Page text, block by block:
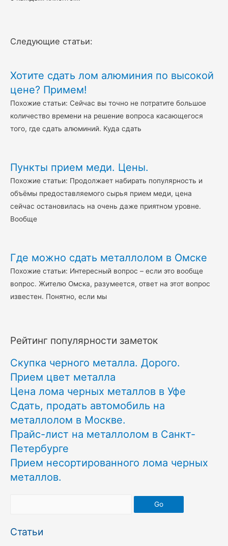
Следующие статьи:
Хотите сдать лом алюминия по высокой
цене? Примем!
Похожие статьи: Сейчас вы точно не потратите большое
количество времени на решение вопроса касающегося
того, где сдать алюминий. Куда сдать
Пункты прием меди. Цены.
Похожие статьи: Продолжает набирать популярность и
объёмы предоставляемого сырья прием меди, цена
сейчас остановилась на очень даже приятном уровне.
Вообще
Где можно сдать металлолом в Омске
Похожие статьи: Интересный вопрос – если это вообще
вопрос. Жителю Омска, разумеется, ответ на этот вопрос
известен. Понятно, если мы
Рейтинг популярности заметок
Скупка черного металла. Дорого.
Прием цвет металла
Цена лома черных металлов в Уфе
Сдать, продать автомобиль на
металлолом в Москве.
Прайс-лист на металлолом в Санкт-
Петербурге
Прием несортированного лома черных
металлов.
Go
Статьи